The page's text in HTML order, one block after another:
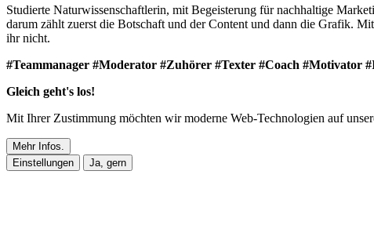
Studierte Naturwissenschaftlerin, mit Begeisterung für nachhaltige
darum zählt zuerst die Botschaft und der Content und dann die Grafik.
ihr nicht.
#Teammanager #Moderator #Zuhörer #Texter #Coach #Motivator
Gleich geht's los!
Mit Ihrer Zustimmung möchten wir moderne Web-Technologien auf
Mehr Infos.
Einstellungen
Ja, gern